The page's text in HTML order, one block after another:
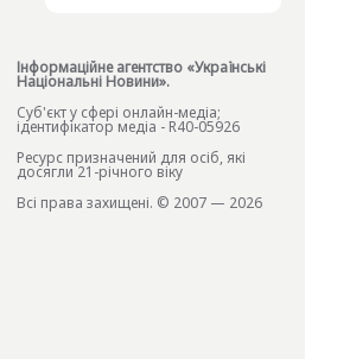
Інформаційне агентство «Українські
Національні Новини».
Cуб'єкт у сфері онлайн-медіа;
ідентифікатор медіа - R40-05926
Ресурс призначений для осіб, які
досягли 21-річного віку
Всі права захищені. © 2007 — 2026